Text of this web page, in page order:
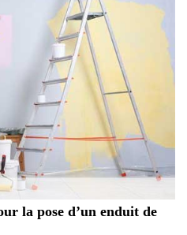
la pose d’un enduit de